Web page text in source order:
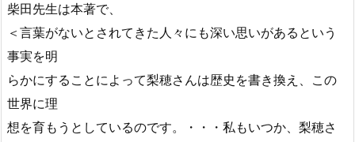
柴田先生は本著で、
＜言葉がないとされてきた人々にも深い思いがあるという
事実を明
らかにすることによって梨穂さんは歴史を書き換え、この
世界に理
想を育もうとしているのです。・・・私もいつか、梨穂さ